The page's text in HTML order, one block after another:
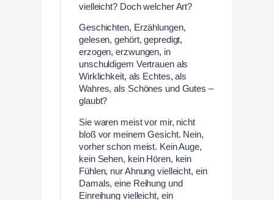
vielleicht? Doch welcher Art?
Geschichten, Erzählungen,
gelesen, gehört, gepredigt,
erzogen, erzwungen, in
unschuldigem Vertrauen als
Wirklichkeit, als Echtes, als
Wahres, als Schönes und Gutes –
glaubt?
Sie waren meist vor mir, nicht
bloß vor meinem Gesicht. Nein,
vorher schon meist. Kein Auge,
kein Sehen, kein Hören, kein
Fühlen, nur Ahnung vielleicht, ein
Damals, eine Reihung und
Einreihung vielleicht, ein